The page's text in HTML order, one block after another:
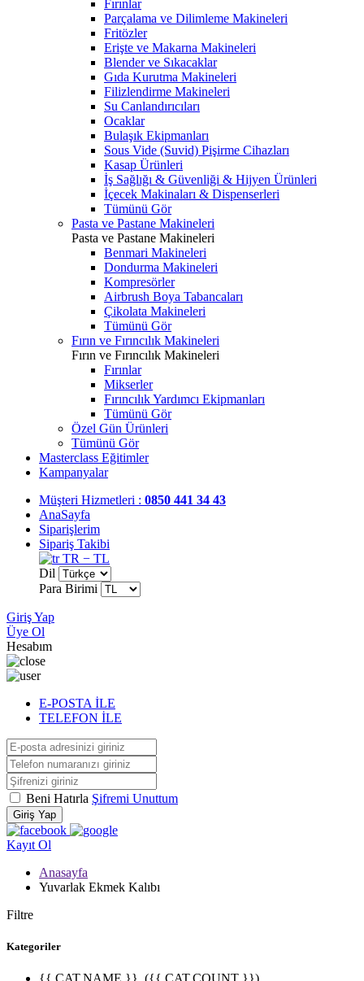
Fırınlar
Parçalama ve Dilimleme Makineleri
Fritözler
Erişte ve Makarna Makineleri
Blender ve Sıkacaklar
Gıda Kurutma Makineleri
Filizlendirme Makineleri
Su Canlandırıcıları
Ocaklar
Bulaşık Ekipmanları
Sous Vide (Suvid) Pişirme Cihazları
Kasap Ürünleri
İş Sağlığı & Güvenliği & Hijyen Ürünleri
İçecek Makinaları & Dispenserleri
Tümünü Gör
Pasta ve Pastane Makineleri
Pasta ve Pastane Makineleri
Benmari Makineleri
Dondurma Makineleri
Kompresörler
Airbrush Boya Tabancaları
Çikolata Makineleri
Tümünü Gör
Fırın ve Fırıncılık Makineleri
Fırın ve Fırıncılık Makineleri
Fırınlar
Mikserler
Fırıncılık Yardımcı Ekipmanları
Tümünü Gör
Özel Gün Ürünleri
Tümünü Gör
Masterclass Eğitimler
Kampanyalar
Müşteri Hizmetleri : 0850 441 34 43
AnaSayfa
Siparişlerim
Sipariş Takibi
TR − TL
Dil
Para Birimi
Giriş Yap
Üye Ol
Hesabım
E-POSTA İLE
TELEFON İLE
Beni Hatırla Şifremi Unuttum
Giriş Yap
Kayıt Ol
Anasayfa
Yuvarlak Ekmek Kalıbı
Filtre
Kategoriler